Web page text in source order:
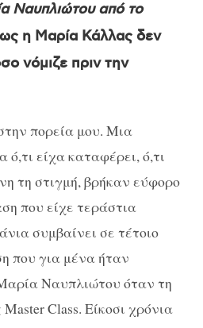
Ναυπλιώτου από το
η Μαρία Κάλλας δεν
νόμιζε πριν την
πορεία μου. Μια
είχα καταφέρει, ό,τι
τη στιγμή, βρήκαν εύφορο
που είχε τεράστια
συμβαίνει σε τέτοιο
που για μένα ήταν
Ναυπλιώτου όταν τη
MasterClass. Είκοσι χρόνια